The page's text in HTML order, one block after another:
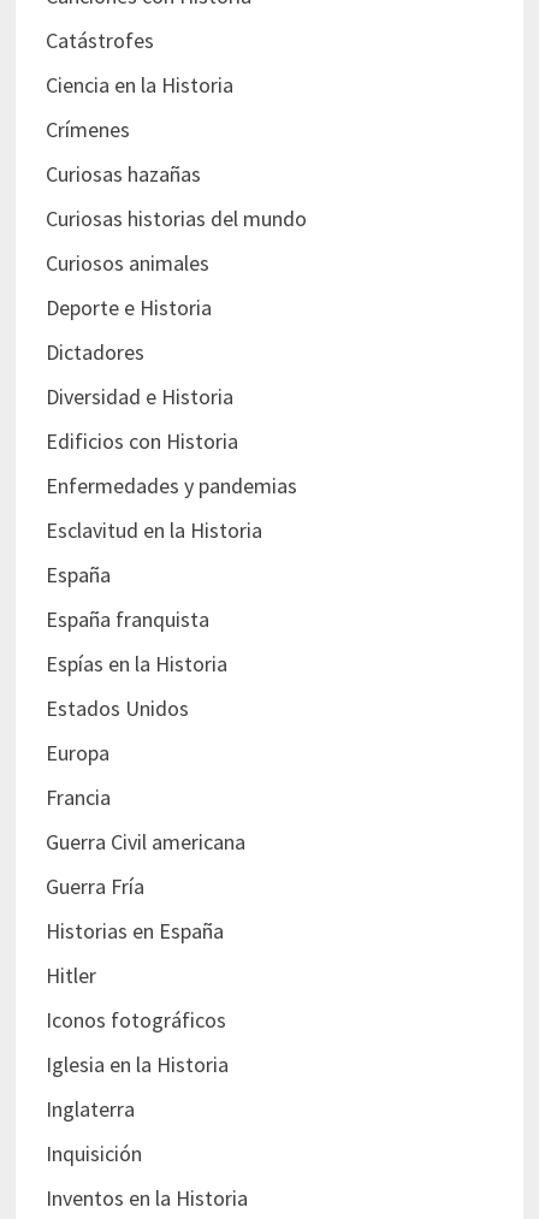
Catástrofes
Ciencia en la Historia
Crímenes
Curiosas hazañas
Curiosas historias del mundo
Curiosos animales
Deporte e Historia
Dictadores
Diversidad e Historia
Edificios con Historia
Enfermedades y pandemias
Esclavitud en la Historia
España
España franquista
Espías en la Historia
Estados Unidos
Europa
Francia
Guerra Civil americana
Guerra Fría
Historias en España
Hitler
Iconos fotográficos
Iglesia en la Historia
Inglaterra
Inquisición
Inventos en la Historia